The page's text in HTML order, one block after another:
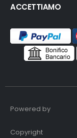
ACCETTIAMO
Powered by
Copyright